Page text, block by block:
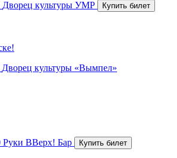
Дворец культуры УМР
Дворец культуры «Вымпел»
Руки ВВерх! Бар